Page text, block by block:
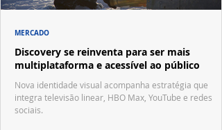
Discovery se reinventa para ser mais
multiplataforma e acessível ao público
Nova identidade visual acompanha estratégia que
integra televisão linear, HBO Max, YouTube e redes
sociais.
MERCADO